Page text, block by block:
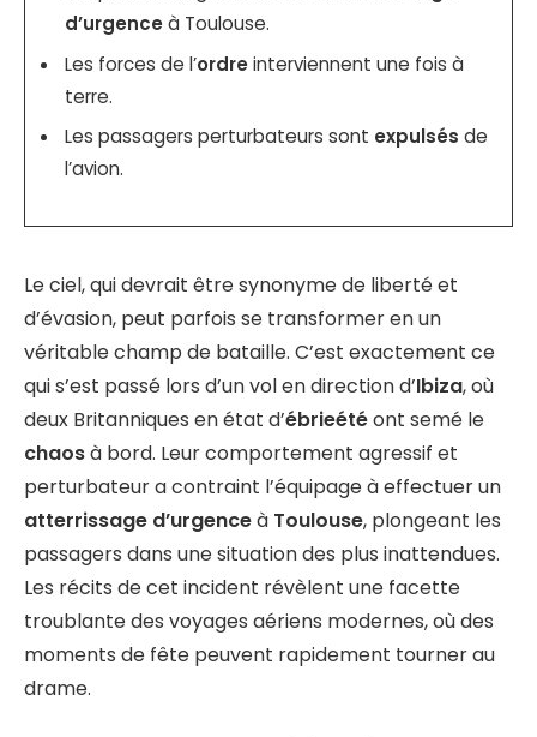
d’urgenceà Toulouse.
Les forces de l’ordreinterviennent une fois à
terre.
Les passagers perturbateurs sont expulsés de
l’avion.
Le ciel, qui devrait être synonyme de liberté et
d’évasion, peut parfois se transformer en un
véritable champ de bataille. C’est exactement ce
qui s’est passé lors d’un vol en direction d’Ibiza, où
deux Britanniques en état d’ébrieétéont semé le
chaosà bord. Leur comportement agressif et
perturbateur a contraint l’équipage à effectuer un
atterrissage d’urgenceà Toulouse, plongeant les
passagers dans une situation des plus inattendues.
Les récits de cet incident révèlent une facette
troublante des voyages aériens modernes, où des
moments de fête peuvent rapidement tourner au
drame.